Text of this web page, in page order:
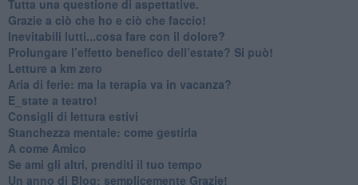
​Tutta una questione di aspettative.
​Grazie a ciò che ho e ciò che faccio!
​Inevitabili lutti...cosa fare con il dolore?
Prolungare l’effetto benefico dell’estate? Si può!
​Letture a km zero
​Aria di ferie: ma la terapia va in vacanza?
​E_state a teatro!
​Consigli di lettura estivi
​Stanchezza mentale: come gestirla
​A come Amico
​Se ami gli altri, prenditi il tuo tempo
​Un anno di Blog: semplicemente Grazie!